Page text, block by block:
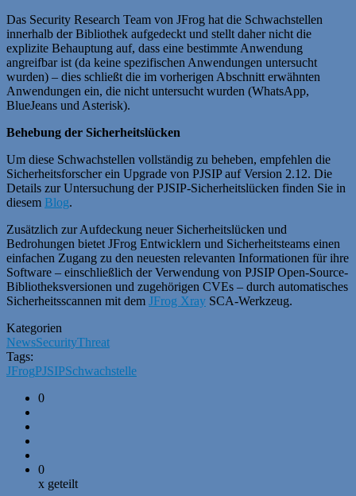
Das Security Research Team von JFrog hat die Schwachstellen
innerhalb der Bibliothek aufgedeckt und stellt daher nicht die
explizite Behauptung auf, dass eine bestimmte Anwendung
angreifbar ist (da keine spezifischen Anwendungen untersucht
wurden) – dies schließt die im vorherigen Abschnitt erwähnten
Anwendungen ein, die nicht untersucht wurden (WhatsApp,
BlueJeans und Asterisk).
Behebung der Sicherheitslücken
Um diese Schwachstellen vollständig zu beheben, empfehlen die
Sicherheitsforscher ein Upgrade von PJSIP auf Version 2.12. Die
Details zur Untersuchung der PJSIP-Sicherheitslücken finden Sie in
diesem Blog.
Zusätzlich zur Aufdeckung neuer Sicherheitslücken und
Bedrohungen bietet JFrog Entwicklern und Sicherheitsteams einen
einfachen Zugang zu den neuesten relevanten Informationen für ihre
Software – einschließlich der Verwendung von PJSIP Open-Source-
Bibliotheksversionen und zugehörigen CVEs – durch automatisches
Sicherheitsscannen mit dem JFrog Xray SCA-Werkzeug.
Kategorien
NewsSecurityThreat
Tags:
JFrogPJSIPSchwachstelle
0
0
x geteilt